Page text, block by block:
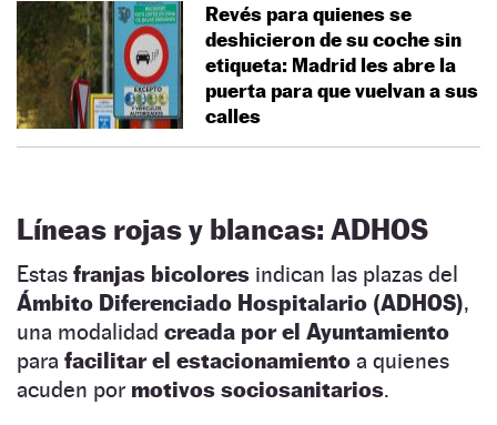
Revés para quienes se
deshicieron de su coche sin
etiqueta: Madrid les abre la
puerta para que vuelvan a sus
calles
Líneas rojas y blancas: ADHOS
Estas franjas bicolores indican las plazas del
Ámbito Diferenciado Hospitalario (ADHOS),
una modalidad creada por el Ayuntamiento
para facilitar el estacionamiento a quienes
acuden por motivos sociosanitarios.